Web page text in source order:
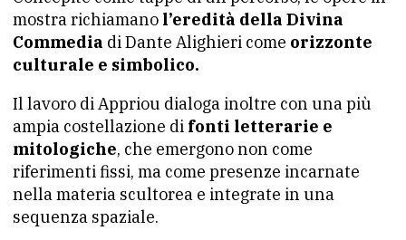
mostra richiamano l’eredità della Divina
Commedia di Dante Alighieri come orizzonte
culturale e simbolico.
Il lavoro di Appriou dialoga inoltre con una più
ampia costellazione di fonti letterarie e
mitologiche, che emergono non come
riferimenti fissi, ma come presenze incarnate
nella materia scultorea e integrate in una
sequenza spaziale.